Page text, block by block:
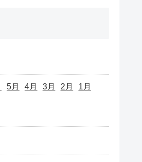
5月 4月 3月 2月 1月